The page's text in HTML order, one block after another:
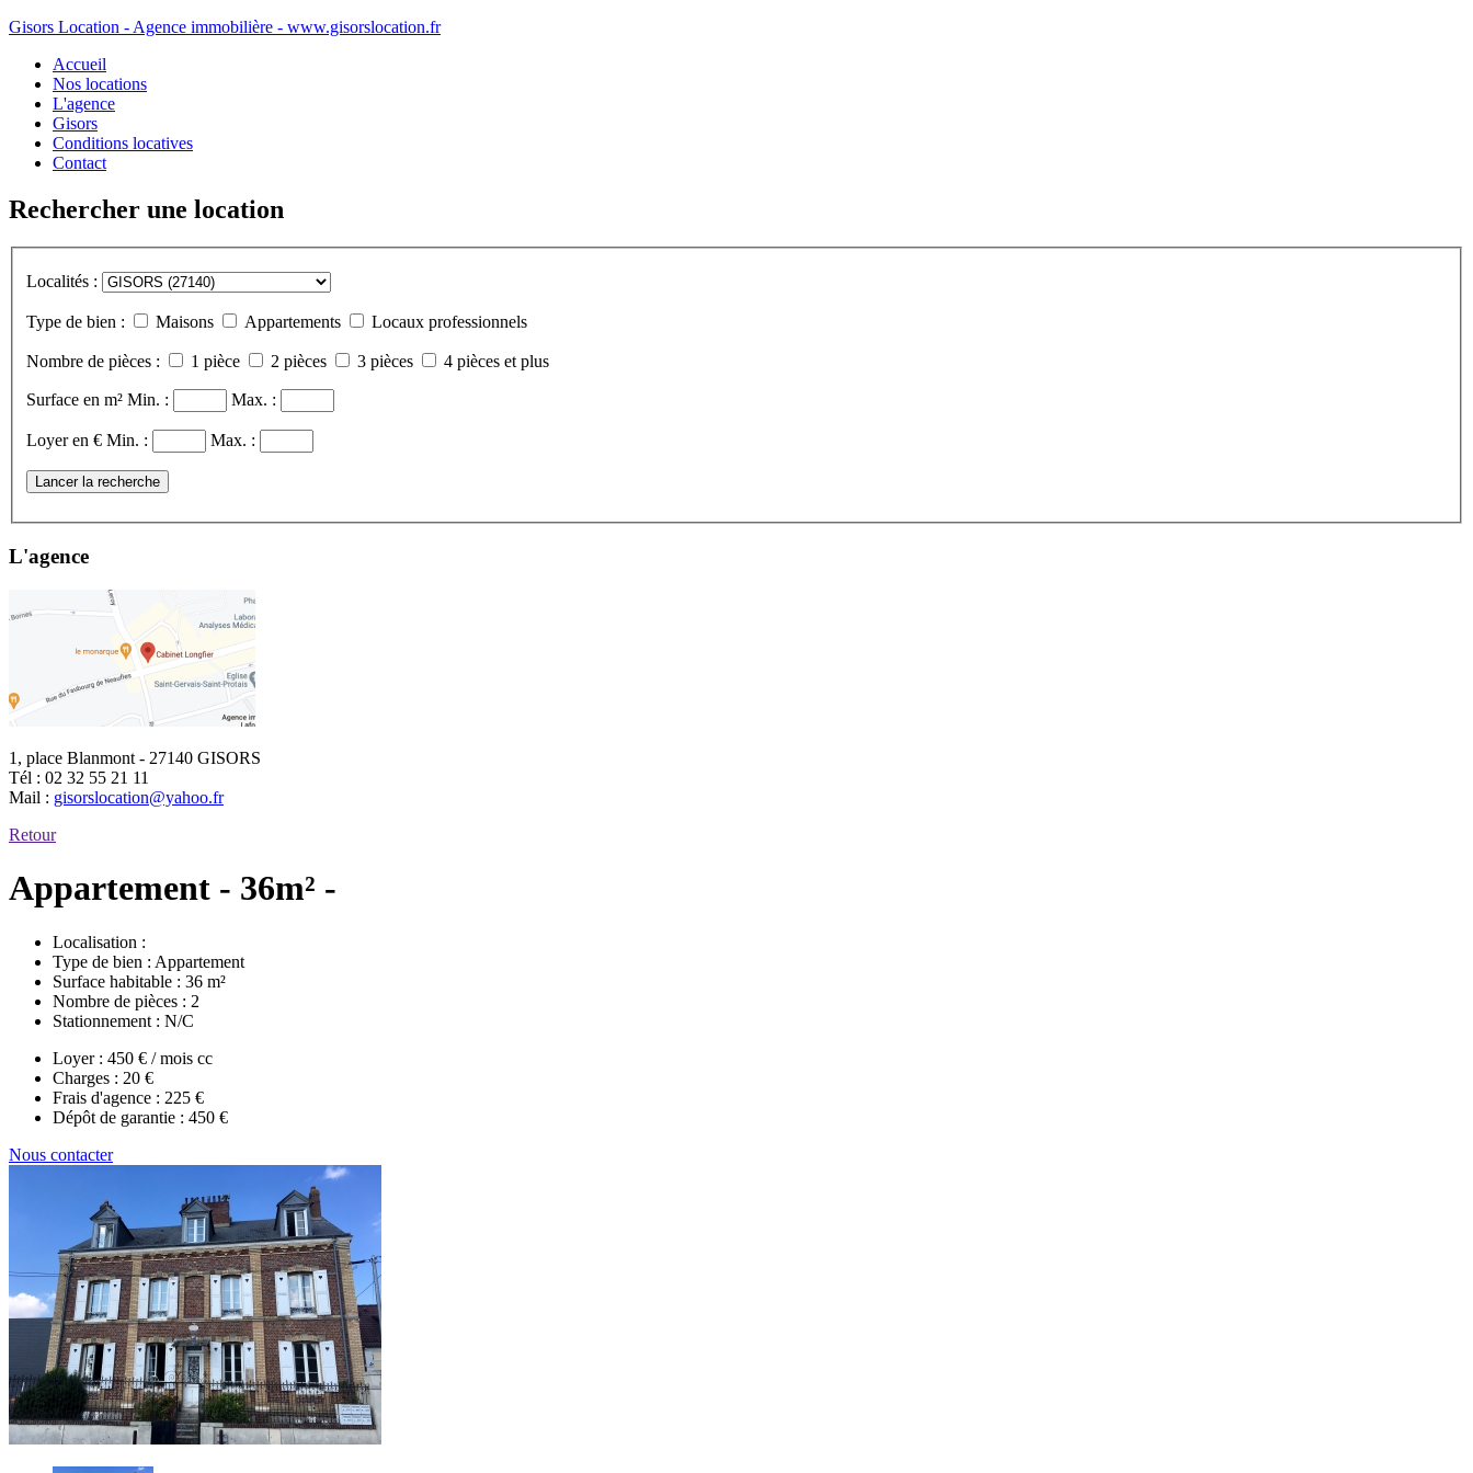
Gisors Location - Agence immobilière - www.gisorslocation.fr
Accueil
Nos locations
L'agence
Gisors
Conditions locatives
Contact
Rechercher une location
Localités :
Type de bien : Maisons Appartements Locaux professionnels
Nombre de pièces : 1 pièce 2 pièces 3 pièces 4 pièces et plus
Surface en m² Min. : Max. :
Loyer en € Min. : Max. :
Lancer la recherche
L'agence
1, place Blanmont - 27140 GISORS
Tél : 02 32 55 21 11
Mail : gisorslocation@yahoo.fr
Retour
Appartement - 36m² -
Localisation :
Type de bien : Appartement
Surface habitable : 36 m²
Nombre de pièces : 2
Stationnement : N/C
Loyer : 450 € / mois cc
Charges : 20 €
Frais d'agence : 225 €
Dépôt de garantie : 450 €
Nous contacter